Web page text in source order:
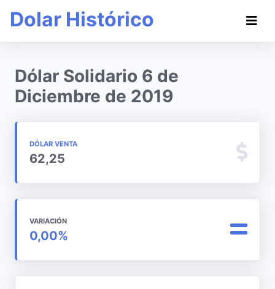
Dolar Histórico
Dólar Solidario 6 de
Diciembre de 2019
DÓLAR VENTA
62,25
VARIACIÓN
0,00%